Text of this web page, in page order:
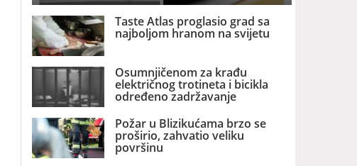
Taste Atlas proglasio grad sa
najboljom hranom na svijetu
Osumnjičenom za krađu
električnog trotineta i bicikla
određeno zadržavanje
Požar u Blizikućama brzo se
proširio, zahvatio veliku
površinu